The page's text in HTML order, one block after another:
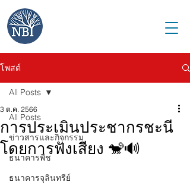
โพสต์
All Posts
ข่าวสารและกิจกรรม
ธนาคารพืช
ธนาคารจุลินทรีย์
All Posts
การประเมินประชากรชะนี
โดยการฟังเสียง 🐒🔊
3 ต.ค. 2566